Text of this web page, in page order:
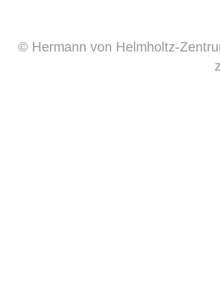
© Hermann von Helmholtz-